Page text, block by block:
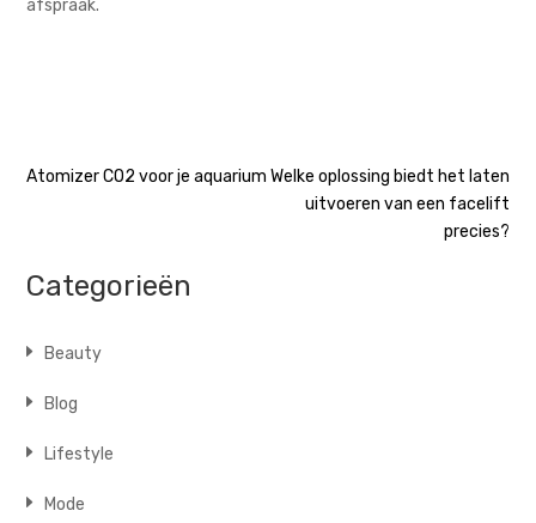
afspraak.
Bericht
Atomizer CO2 voor je aquarium Welke oplossing biedt het laten
uitvoeren van een facelift
precies?
Categorieën
Beauty
Blog
Lifestyle
Mode